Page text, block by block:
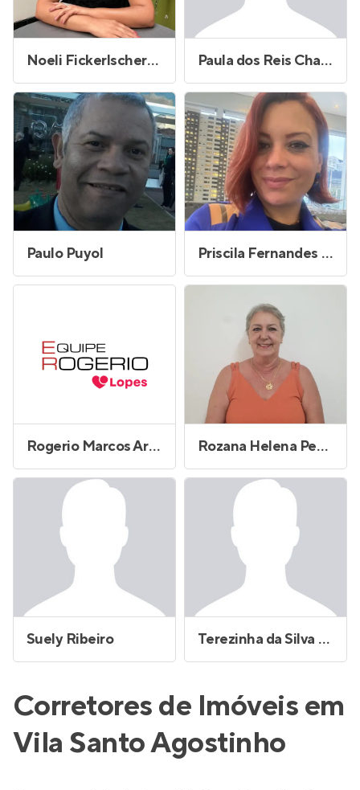
Noeli Fickerlscherer de Freitas dos Santos Paula dos Reis Chagas
Paulo Puyol Priscila Fernandes dos Santos
Rogerio Marcos Arrebola Rozana Helena Petrucci
Suely Ribeiro Terezinha da Silva Brito
Corretores de Imóveis em
Vila Santo Agostinho